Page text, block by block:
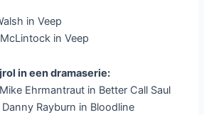
in Veep
in Veep
in een dramaserie:
Ehrmantraut in Better Call Saul
Rayburn in Bloodline